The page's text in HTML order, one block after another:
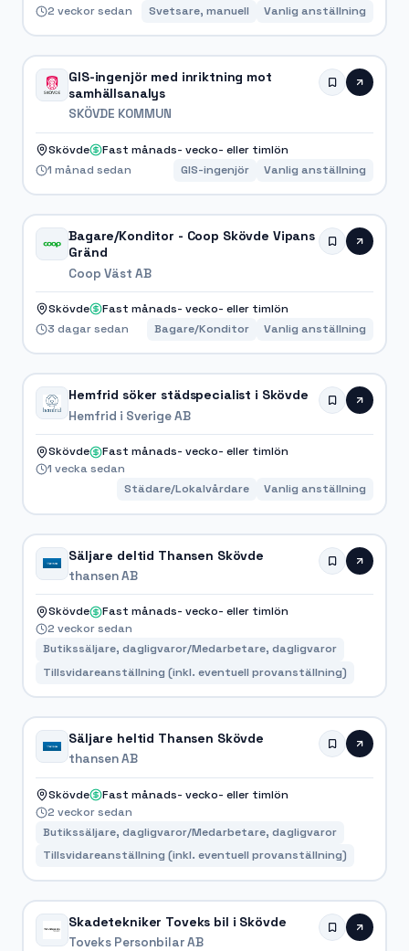
2 veckor sedan Svetsare, manuell Vanlig anställning
GIS-ingenjör med inriktning mot
samhällsanalys
SKÖVDE KOMMUN
Skövde
Fast månads- vecko- eller timlön
1 månad sedan
GIS-ingenjör Vanlig anställning
Bagare/Konditor - Coop Skövde Vipans
Gränd
Coop Väst AB
Skövde
Fast månads- vecko- eller timlön
3 dagar sedan
Bagare/Konditor Vanlig anställning
Hemfrid söker städspecialist i Skövde
Hemfrid i Sverige AB
Skövde
Fast månads- vecko- eller timlön
1 vecka sedan
Städare/Lokalvårdare
Vanlig anställning
Säljare deltid Thansen Skövde
thansen AB
Skövde
Fast månads- vecko- eller timlön
2 veckor sedan
Butikssäljare, dagligvaror/Medarbetare, dagligvaror
Tillsvidareanställning (inkl. eventuell provanställning)
Säljare heltid Thansen Skövde
thansen AB
Skövde
Fast månads- vecko- eller timlön
2 veckor sedan
Butikssäljare, dagligvaror/Medarbetare, dagligvaror
Tillsvidareanställning (inkl. eventuell provanställning)
Skadetekniker Toveks bil i Skövde
Toveks Personbilar AB